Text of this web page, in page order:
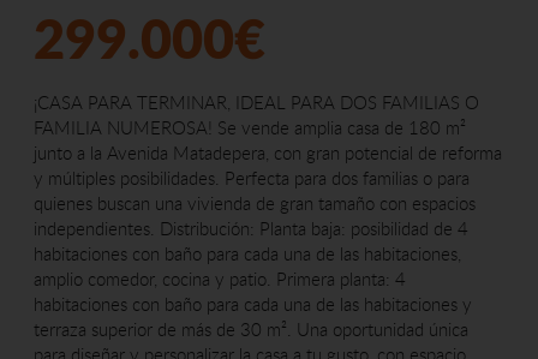
299.000€
¡CASA PARA TERMINAR, IDEAL PARA DOS FAMILIAS O
FAMILIA NUMEROSA! Se vende amplia casa de 180 m²
junto a la Avenida Matadepera, con gran potencial de reforma
y múltiples posibilidades. Perfecta para dos familias o para
quienes buscan una vivienda de gran tamaño con espacios
independientes. Distribución: Planta baja: posibilidad de 4
habitaciones con baño para cada una de las habitaciones,
amplio comedor, cocina y patio. Primera planta: 4
habitaciones con baño para cada una de las habitaciones y
terraza superior de más de 30 m². Una oportunidad única
para diseñar y personalizar la casa a tu gusto, con espacio